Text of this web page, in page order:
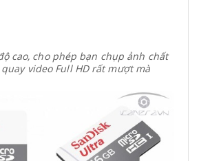
cao, cho phép bạn chụp ảnh chất
video Full HD rất mượt mà